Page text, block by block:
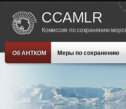
CCAMLR
Комиссия по сохранению
Об АНТКОМ Меры по сохранению